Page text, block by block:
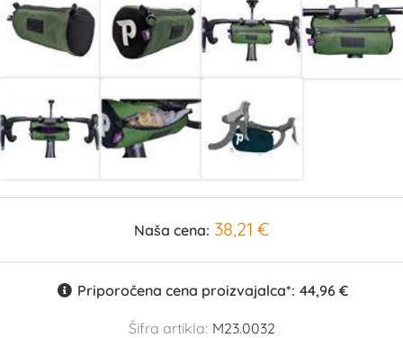
Naša cena: 38,21 €
Priporočena cena proizvajalca*: 44,96 €
Šifra artikla: M23.0032